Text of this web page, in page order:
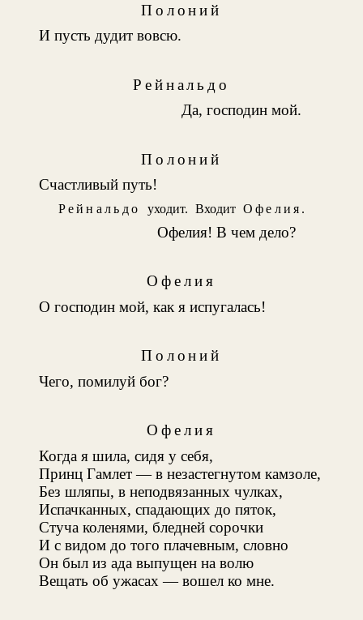
Полоний
И пусть дудит вовсю.
Рейнальдо
Да, господин мой.
Полоний
Счастливый путь!
Рейнальдо уходит. Входит Офелия .
Офелия! В чем дело?
Офелия
О господин мой, как я испугалась!
Полоний
Чего, помилуй бог?
Офелия
Когда я шила, сидя у себя,
Принц Гамлет — в незастегнутом камзоле,
Без шляпы, в неподвязанных чулках,
Испачканных, спадающих до пяток,
Стуча коленями, бледней сорочки
И с видом до того плачевным, словно
Он был из ада выпущен на волю
Вещать об ужасах — вошел ко мне.